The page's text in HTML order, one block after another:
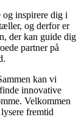
og inspirere dig i
og derfor er
der kan guide dig
partner på
kan vi
innovative
Velkommen
fremtid